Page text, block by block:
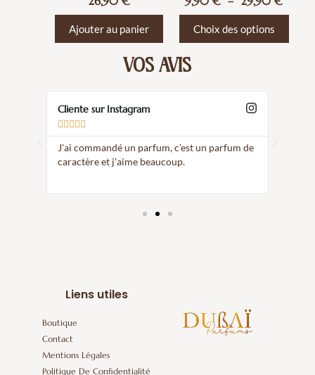
Ajouter au panier Choix des options
VOS AVIS
Cliente sur Instagram

J'ai commandé un parfum, c'est un parfum de
caractère et j'aime beaucoup.
Liens utiles
Boutique
Contact
Mentions Légales
Politique De Confidentialité